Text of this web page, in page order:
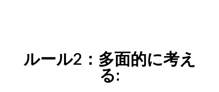
ルール2：多面的に考え
る: